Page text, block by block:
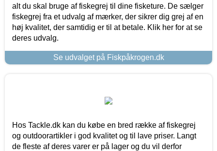
alt du skal bruge af fiskegrej til dine fisketure. De sælger
fiskegrej fra et udvalg af mærker, der sikrer dig grej af en
høj kvalitet, der samtidig er til at betale. Klik her for at se
deres udvalg.
Se udvalget på Fiskpåkrogen.dk
Hos Tackle.dk kan du købe en bred række af fiskegrej
og outdoorartikler i god kvalitet og til lave priser. Langt
de fleste af deres varer er på lager og du vil derfor